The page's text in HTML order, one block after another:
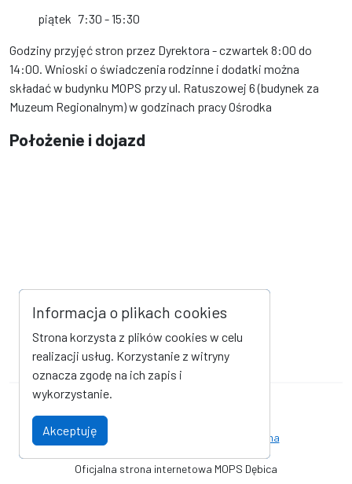
piątek 7:30 - 15:30
Godziny przyjęć stron przez Dyrektora - czwartek 8:00 do
14:00. Wnioski o świadczenia rodzinne i dodatki można
składać w budynku MOPS przy ul. Ratuszowej 6 (budynek za
Muzeum Regionalnym) w godzinach pracy Ośrodka
Położenie i dojazd
Oficjalna strona internetowa MOPS Dębica
Deklaracja dostępności Strona archiwalna
Informacja o plikach cookies
Strona korzysta z plików cookies w celu
realizacji usług. Korzystanie z witryny
oznacza zgodę na ich zapis i
wykorzystanie.
Akceptuję